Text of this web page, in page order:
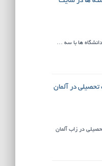
ها با سه …
در آلمان
در زاب آلمان